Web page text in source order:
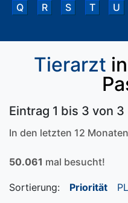
Q
R S T U
Tierarzt
Eintrag 1 bis 3 von 3
In den letzten 12
50.061 mal besucht!
Sortierung: Priorität